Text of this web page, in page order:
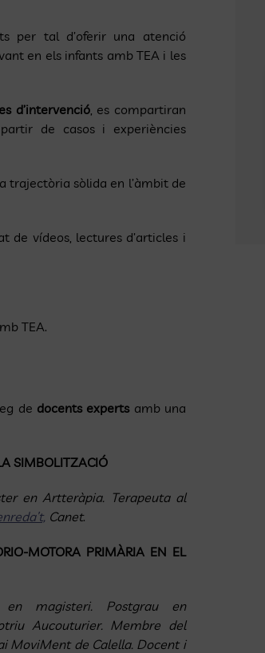
per tal d’oferir una atenció
en els infants amb TEA i les
d’intervenció, es compartiran
de casos i experiències
trajectòria sòlida en l’àmbit de
de vídeos, lectures d’articles i
TEA.
de docents expertsamb una
SIMBOLITZACIÓ
en Artteràpia. Tera­peuta al
Canet.
MOTORA PRIMÀRIA EN EL
en magisteri. Postgrau en
Aucouturier. Membre del
MoviMent de Calella. Docent i